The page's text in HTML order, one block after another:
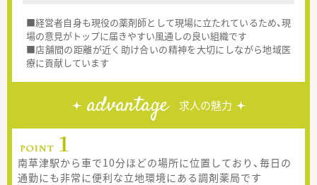
■経営者自身も現役の薬剤師として現場に立たれているため、現
場の意見がトップに届きやすい風通しの良い組織です
■店舗間の距離が近く助け合いの精神を大切にしながら地域医
療に貢献しています
advantage 求人の魅力
南草津駅から車で10分ほどの場所に位置しており、毎日の
通勤にも非常に便利な立地環境にある調剤薬局です